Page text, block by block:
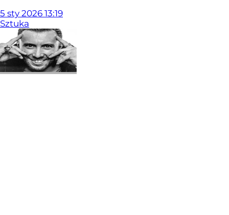
5 sty 2026 13:19
Sztuka